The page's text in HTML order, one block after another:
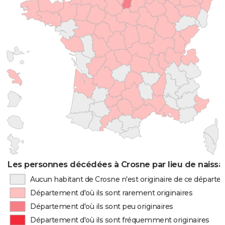
Les personnes décédées à Crosne par lieu de
Aucun habitant de Crosne n'est originaire de ce
Département d'où ils sont rarement originaires
Département d'où ils sont peu originaires
Département d'où ils sont fréquemment originaires